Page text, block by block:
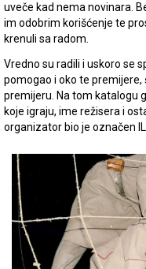
uveče kad nema novinara.
im odobrim korišćenje te
krenuli sa radom.
Vredno su radili i uskoro se
pomogao i oko te
premijeru. Na tom katalogu
koje igraju, ime režisera i
organizator bio je označen IL